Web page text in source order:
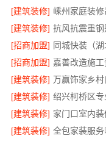
[建筑装修]
[建筑装修] 抗风抗震重
[招商加盟] 同城快装（
[招商加盟] 嘉善改造施
[建筑装修] 万赢饰家乡
[建筑装修]
[建筑装修]
[建筑装修] 全包家装服